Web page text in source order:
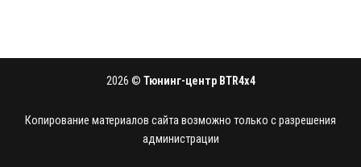
2026 © Тюнинг-центр BTR4x4
Копирование материалов сайта возможно только с разрешения
администрации